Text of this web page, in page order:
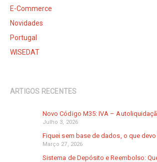
E-Commerce
Novidades
Portugal
WISEDAT
ARTIGOS RECENTES
Novo Código M35: IVA –
Julho 3, 2026
Fiquei sem base de dados, o que
Março 27, 2026
Sistema de Depósito e Reembolso: